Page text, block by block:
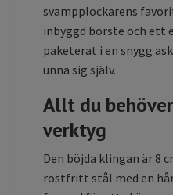
svampplockarens
inbyggd borste och ett
paketerat i en snygg
unna sig själv.
Allt du
verktyg
Den böjda klingan är 8
rostfritt stål med en